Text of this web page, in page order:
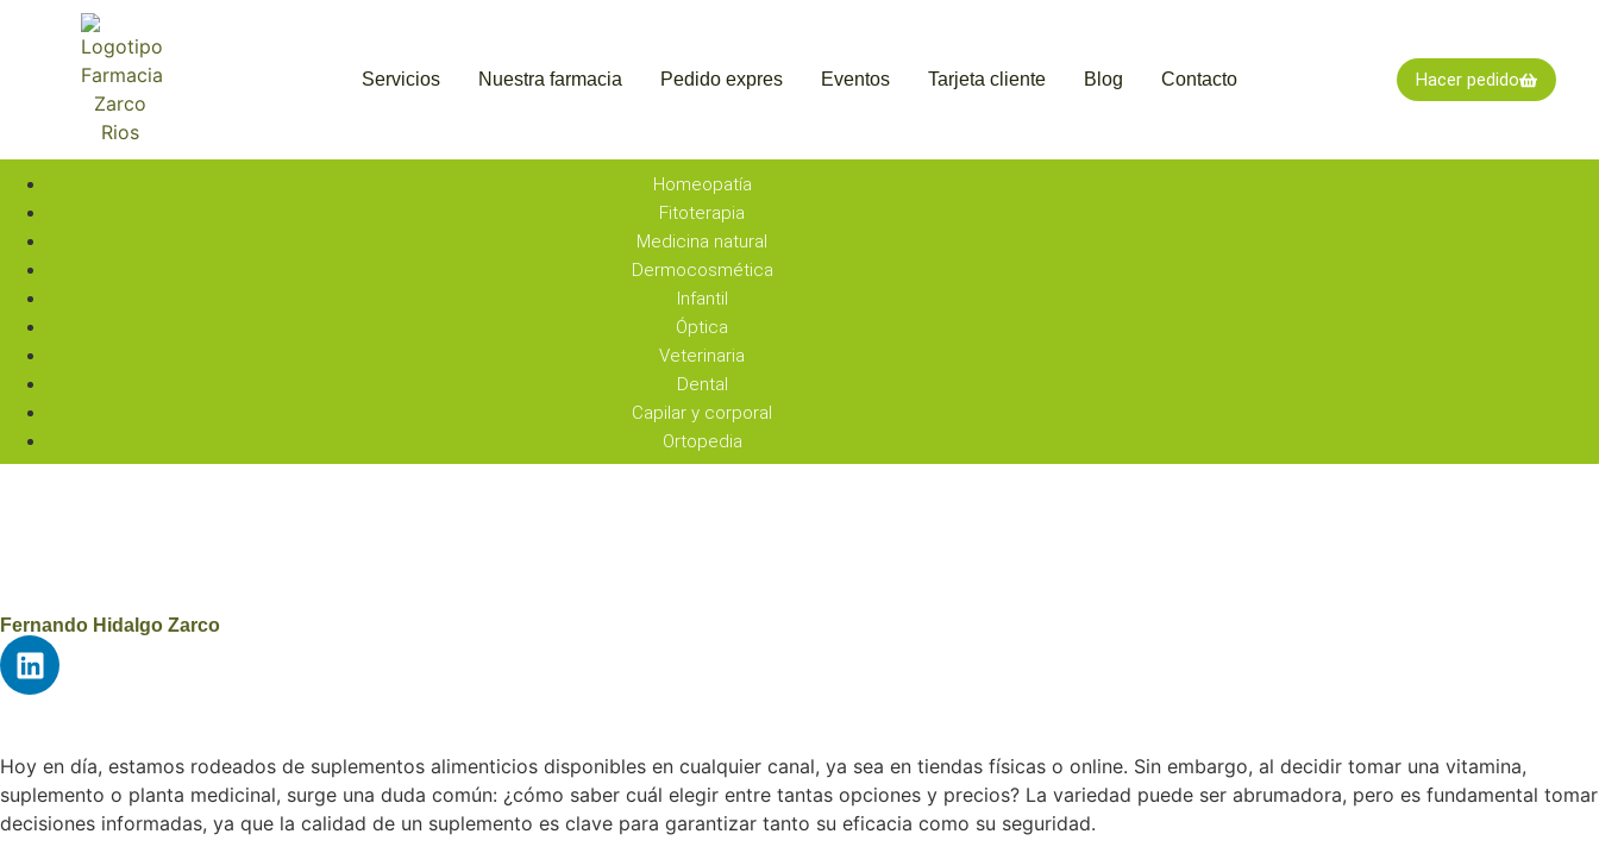
Servicios Nuestra farmacia Pedido expres Eventos Tarjeta cliente Blog Contacto Hacer pedido
Homeopatía
Fitoterapia
Medicina natural
Dermocosmética
Infantil
Óptica
Veterinaria
Dental
Capilar y corporal
Ortopedia
Fernando Hidalgo Zarco
Hoy en día, estamos rodeados de suplementos alimenticios disponibles en cualquier canal, ya sea en tiendas físicas o online. Sin embargo, al decidir tomar una vitamina,
suplemento o planta medicinal, surge una duda común: ¿cómo saber cuál elegir entre tantas opciones y precios? La variedad puede ser abrumadora, pero es fundamental tomar
decisiones informadas, ya que la calidad de un suplemento es clave para garantizar tanto su eficacia como su seguridad.